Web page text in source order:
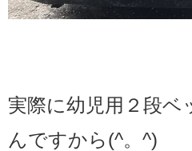
実際に幼児用２段ベ
んですから(^。^)